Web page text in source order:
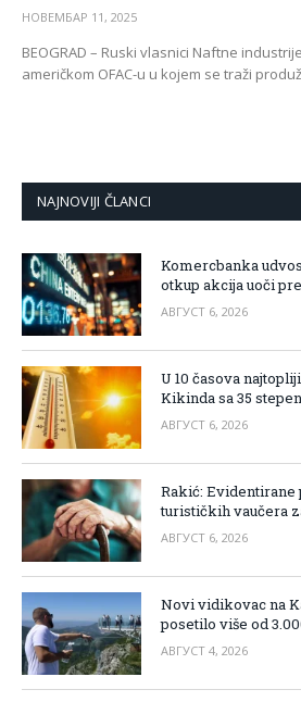
НОВЕМБАР 11, 2025
BEOGRAD – Ruski vlasnici Naftne
američkom OFAC-u u kojem se traži
NAJNOVIJI ČLANCI
Komercbanka
otkup akcija uoči
АВГУСТ 6, 2026
U 10 časova
Kikinda sa 35
АВГУСТ 6, 2026
Rakić: Evidentirane
turističkih vaučera
АВГУСТ 6, 2026
Novi vidikovac na
posetilo više od
АВГУСТ 4, 2026